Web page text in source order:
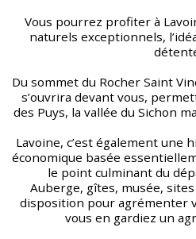
Vous pourrez profiter à
naturels exceptionnels,
Du sommet du Rocher Saint
s’ouvrira devant vous,
des Puys, la vallée du Sichon
Lavoine, c’est également une
économique basée
le point culminant du
Auberge, gîtes, musée,
disposition pour agrémenter
vous en gardiez un